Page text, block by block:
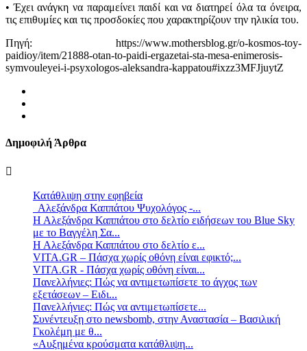
• Έχει ανάγκη να παραμείνει παιδί και να διατηρεί όλα τα όνειρα,
τις επιθυμίες και τις προσδοκίες που χαρακτηρίζουν την ηλικία του.
Πηγή: https://www.mothersblog.gr/o-kosmos-toy-
paidioy/item/21888-otan-to-paidi-ergazetai-sta-mesa-enimerosis-
symvouleyei-i-psyxologos-aleksandra-kappatou#ixzz3MFJjuytZ
Δημοφιλή Άρθρα
Κατάθλιψη στην εφηβεία
Αλεξάνδρα Καππάτου Ψυχολόγος -...
Η Αλεξάνδρα Καππάτου στο δελτίο ειδήσεων του Blue Sky
με το Βαγγέλη Σα...
Η Αλεξάνδρα Καππάτου στο δελτίο ε...
VITA.GR – Πάσχα χωρίς οθόνη είναι εφικτό;...
VITA.GR - Πάσχα χωρίς οθόνη είναι...
Πανελλήνιες: Πώς να αντιμετωπίσετε το άγχος των
εξετάσεων – Ειδι...
Πανελλήνιες: Πώς να αντιμετωπίσετε...
Συνέντευξη στο newsbomb, στην Αναστασία – Βασιλική
Γκολέμη με θ...
«Αυξημένα κρούσματα κατάθλιψη...